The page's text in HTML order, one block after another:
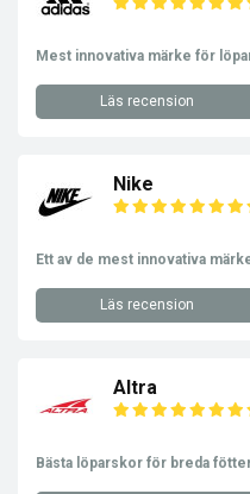
Mest innovativa märke för
Läs recension
Nike
Ett av de mest innovativa
Läs recension
Altra
Bästa löparskor för breda